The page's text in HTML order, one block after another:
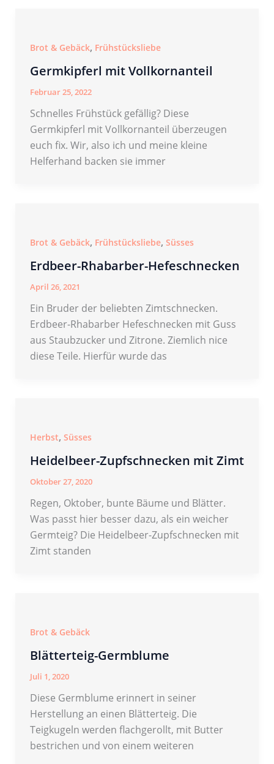
Brot & Gebäck, Frühstücksliebe
Germkipferl mit Vollkornanteil
Februar 25, 2022
Schnelles Frühstück gefällig? Diese
Germkipferl mit Vollkornanteil überzeugen
euch fix. Wir, also ich und meine kleine
Helferhand backen sie immer
Brot & Gebäck, Frühstücksliebe, Süsses
Erdbeer-Rhabarber-Hefeschnecken
April 26, 2021
Ein Bruder der beliebten Zimtschnecken.
Erdbeer-Rhabarber Hefeschnecken mit Guss
aus Staubzucker und Zitrone. Ziemlich nice
diese Teile. Hierfür wurde das
Herbst, Süsses
Heidelbeer-Zupfschnecken mit Zimt
Oktober 27, 2020
Regen, Oktober, bunte Bäume und Blätter.
Was passt hier besser dazu, als ein weicher
Germteig? Die Heidelbeer-Zupfschnecken mit
Zimt standen
Brot & Gebäck
Blätterteig-Germblume
Juli 1, 2020
Diese Germblume erinnert in seiner
Herstellung an einen Blätterteig. Die
Teigkugeln werden flachgerollt, mit Butter
bestrichen und von einem weiteren